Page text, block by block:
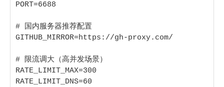
PORT=6688
# 国内服务器推荐配置
GITHUB_MIRROR=https://gh-proxy.com/
# 限流调大（高并发场景）
RATE_LIMIT_MAX=300
RATE_LIMIT_DNS=60